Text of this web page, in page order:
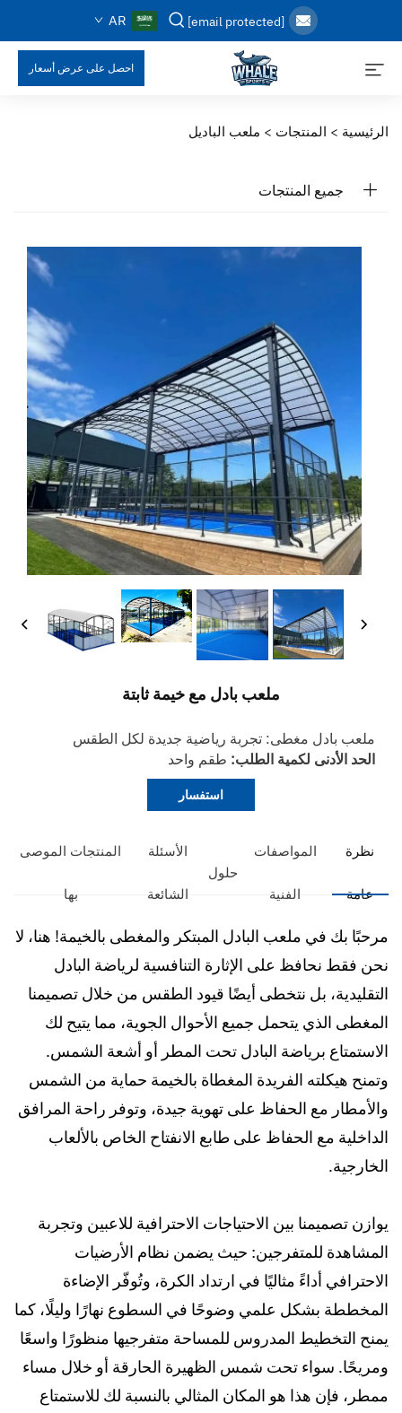
[email protected]
AR
احصل على عرض أسعار
الرئيسية > المنتجات > ملعب الباديل
جميع المنتجات
ملعب بادل مع خيمة ثابتة
ملعب بادل مغطى: تجربة رياضية جديدة لكل الطقس
الحد الأدنى لكمية الطلب: طقم واحد
استفسار
نظرة
عامة
المواصفات
الفنية
حلول
الأسئلة
الشائعة
المنتجات الموصى
بها
مرحبًا بك في ملعب البادل المبتكر والمغطى بالخيمة! هنا، لا
نحن فقط نحافظ على الإثارة التنافسية لرياضة البادل
التقليدية، بل نتخطى أيضًا قيود الطقس من خلال تصميمنا
المغطى الذي يتحمل جميع الأحوال الجوية، مما يتيح لك
الاستمتاع برياضة البادل تحت المطر أو أشعة الشمس.
وتمنح هيكلته الفريدة المغطاة بالخيمة حماية من الشمس
والأمطار مع الحفاظ على تهوية جيدة، وتوفر راحة المرافق
الداخلية مع الحفاظ على طابع الانفتاح الخاص بالألعاب
الخارجية.
يوازن تصميمنا بين الاحتياجات الاحترافية للاعبين وتجربة
المشاهدة للمتفرجين: حيث يضمن نظام الأرضيات
الاحترافي أداءً مثاليًا في ارتداد الكرة، وتُوفّر الإضاءة
المخططة بشكل علمي وضوحًا في السطوع نهارًا وليلًا، كما
يمنح التخطيط المدروس للمساحة متفرجيها منظورًا واسعًا
ومريحًا. سواء تحت شمس الظهيرة الحارقة أو خلال مساء
ممطر، فإن هذا هو المكان المثالي بالنسبة لك للاستمتاع